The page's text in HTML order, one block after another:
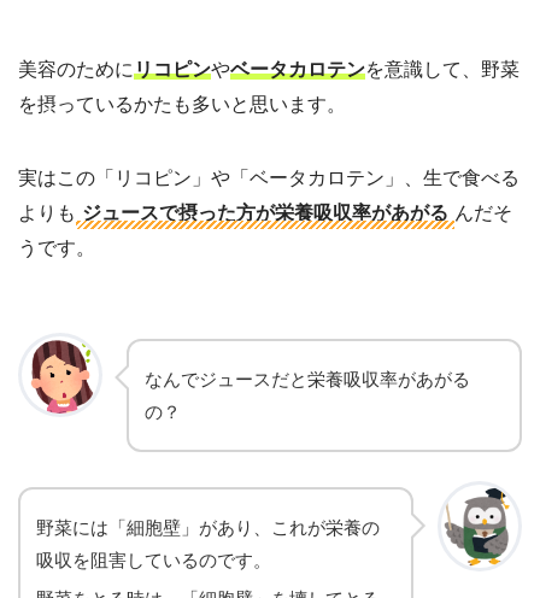
美容のためにリコピンやベータカロテンを意識して、野菜
を摂っているかたも多いと思います。
実はこの「リコピン」や「ベータカロテン」、生で食べる
よりも ジュースで摂った方が栄養吸収率があがる んだそ
うです。
なんでジュースだと栄養吸収率があがる
の？
野菜には「細胞壁」があり、これが栄養の
吸収を阻害しているのです。